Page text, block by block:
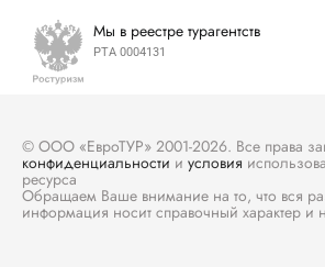
Мы в реестре турагентств
РТА 0004131
© ООО «ЕвроТУР» 2001-2026. Все права
конфиденциальности и условия
ресурса
Обращаем Ваше внимание на то, что вся
информация носит справочный характер и